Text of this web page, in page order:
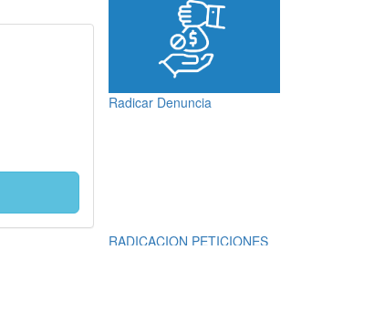
Radicar Denuncia
RADICACION PETICIONES